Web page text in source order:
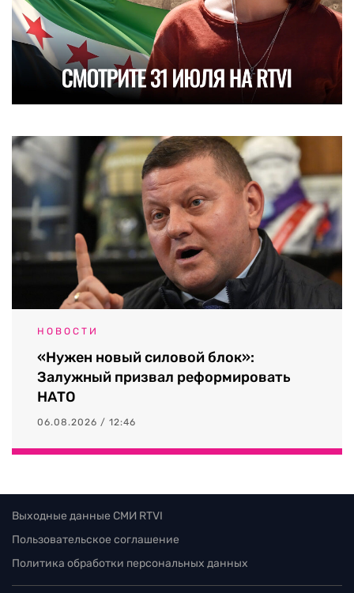
НОВОСТИ
«Нужен новый силовой блок»:
Залужный призвал реформировать
НАТО
06.08.2026 / 12:46
Выходные данные СМИ RTVI
Пользовательское соглашение
Политика обработки персональных данных